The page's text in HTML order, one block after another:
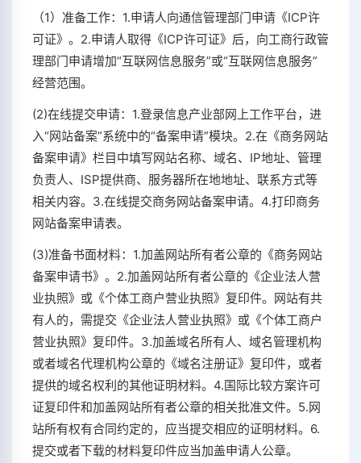
（1）准备工作：1.申请人向通信管理部门申请《ICP许
可证》。2.申请人取得《ICP许可证》后，向工商行政管
理部门申请增加“互联网信息服务”或“互联网信息服务”
经营范围。
(2)在线提交申请：1.登录信息产业部网上工作平台，进
入“网站备案”系统中的“备案申请”模块。2.在《商务网站
备案申请》栏目中填写网站名称、域名、IP地址、管理
负责人、ISP提供商、服务器所在地地址、联系方式等
相关内容。3.在线提交商务网站备案申请。4.打印商务
网站备案申请表。
(3)准备书面材料：1.加盖网站所有者公章的《商务网站
备案申请书》。2.加盖网站所有者公章的《企业法人营
业执照》或《个体工商户营业执照》复印件。网站有共
有人的，需提交《企业法人营业执照》或《个体工商户
营业执照》复印件。3.加盖域名所有人、域名管理机构
或者域名代理机构公章的《域名注册证》复印件，或者
提供的域名权利的其他证明材料。4.国际比较方案许可
证复印件和加盖网站所有者公章的相关批准文件。5.网
站所有权有合同约定的，应当提交相应的证明材料。6.
提交或者下载的材料复印件应当加盖申请人公章。